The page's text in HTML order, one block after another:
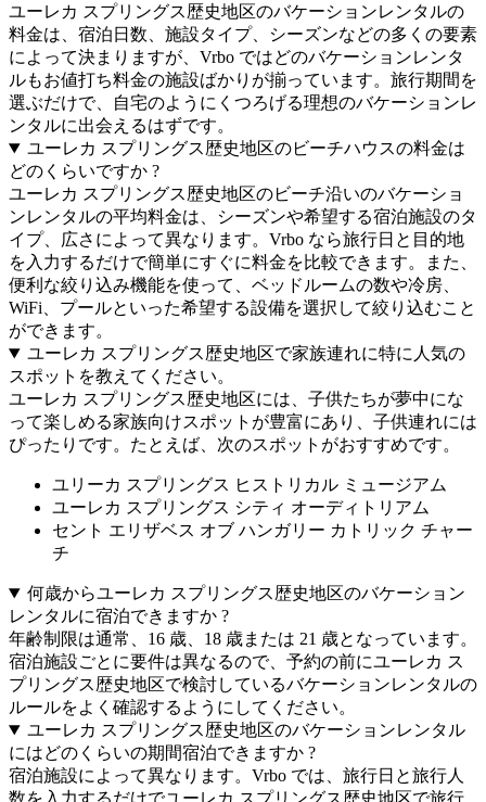
ユーレカ スプリングス歴史地区のバケーションレンタルの
料金は、宿泊日数、施設タイプ、シーズンなどの多くの要素
によって決まりますが、Vrbo ではどのバケーションレンタ
ルもお値打ち料金の施設ばかりが揃っています。旅行期間を
選ぶだけで、自宅のようにくつろげる理想のバケーションレ
ンタルに出会えるはずです。
ユーレカ スプリングス歴史地区のビーチハウスの料金は
どのくらいですか ?
ユーレカ スプリングス歴史地区のビーチ沿いのバケーショ
ンレンタルの平均料金は、シーズンや希望する宿泊施設のタ
イプ、広さによって異なります。Vrbo なら旅行日と目的地
を入力するだけで簡単にすぐに料金を比較できます。また、
便利な絞り込み機能を使って、ベッドルームの数や冷房、
WiFi、プールといった希望する設備を選択して絞り込むこと
ができます。
ユーレカ スプリングス歴史地区で家族連れに特に人気の
スポットを教えてください。
ユーレカ スプリングス歴史地区には、子供たちが夢中にな
って楽しめる家族向けスポットが豊富にあり、子供連れには
ぴったりです。たとえば、次のスポットがおすすめです。
ユリーカ スプリングス ヒストリカル ミュージアム
ユーレカ スプリングス シティ オーディトリアム
セント エリザベス オブ ハンガリー カトリック チャー
チ
何歳からユーレカ スプリングス歴史地区のバケーション
レンタルに宿泊できますか ?
年齢制限は通常、16 歳、18 歳または 21 歳となっています。
宿泊施設ごとに要件は異なるので、予約の前にユーレカ ス
プリングス歴史地区で検討しているバケーションレンタルの
ルールをよく確認するようにしてください。
ユーレカ スプリングス歴史地区のバケーションレンタル
にはどのくらいの期間宿泊できますか ?
宿泊施設によって異なります。Vrbo では、旅行日と旅行人